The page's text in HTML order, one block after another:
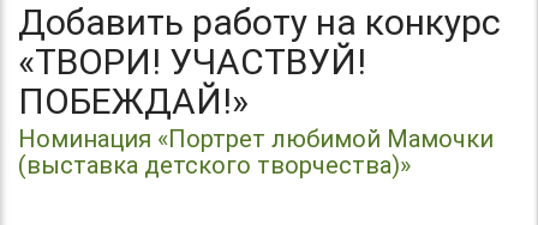
Добавить работу на конкурс
«ТВОРИ! УЧАСТВУЙ!
ПОБЕЖДАЙ!»
Номинация «Портрет любимой Мамочки
(выставка детского творчества)»